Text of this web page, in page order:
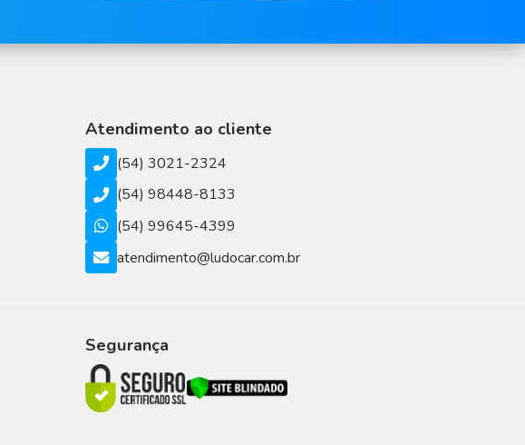
Atendimento ao cliente
(54) 3021-2324
(54) 98448-8133
(54) 99645-4399
atendimento@ludocar.com.br
Segurança